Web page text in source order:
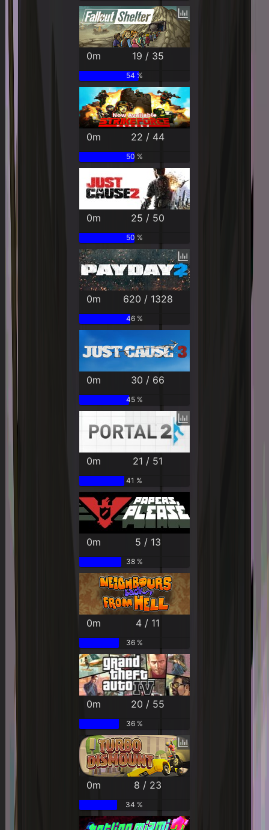
0m 19 / 35
54 %
0m 22 / 44
50 %
0m 25 / 50
50 %
0m 620 / 1328
46 %
0m 30 / 66
45 %
0m 21 / 51
41 %
0m 5 / 13
38 %
0m 4 / 11
36 %
0m 20 / 55
36 %
0m 8 / 23
34 %